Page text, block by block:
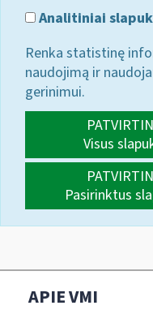
Analitiniai
Renka statistinę
naudojimą ir
gerinimui.
Visus
Pasirinktus
APIE VMI